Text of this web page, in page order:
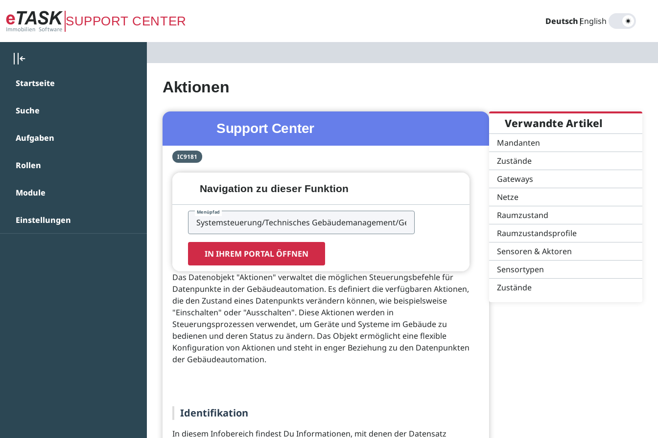
Zum Hauptinhalt springen
SUPPORT CENTER Deutsch|
English
Startseite
Suche
Aufgaben
Rollen
Module
Einstellungen
Aktionen
Support Center
IC9181
Navigation zu dieser Funktion
Menüpfad
IN IHREM PORTAL ÖFFNEN
Das Datenobjekt "Aktionen" verwaltet die möglichen Steuerungsbefehle für
Datenpunkte in der Gebäudeautomation. Es definiert die verfügbaren Aktionen,
die den Zustand eines Datenpunkts verändern können, wie beispielsweise
"Einschalten" oder "Ausschalten". Diese Aktionen werden in
Steuerungsprozessen verwendet, um Geräte und Systeme im Gebäude zu
bedienen und deren Status zu ändern. Das Objekt ermöglicht eine flexible
Konfiguration von Aktionen und steht in enger Beziehung zu den Datenpunkten
der Gebäudeautomation.
Identifikation
In diesem Infobereich findest Du Informationen, mit denen der Datensatz
Verwandte Artikel
Mandanten
Zustände
Gateways
Netze
Raumzustand
Raumzustandsprofile
Sensoren & Aktoren
Sensortypen
Zustände